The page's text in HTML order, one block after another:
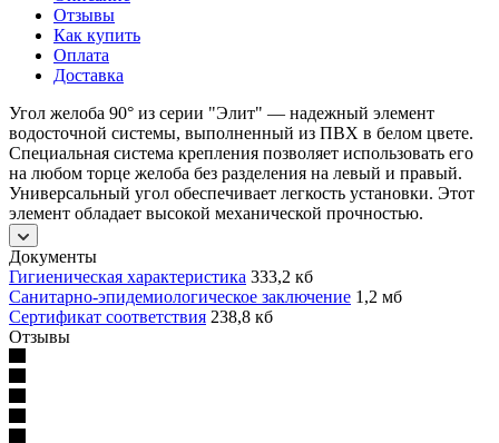
Отзывы
Как купить
Оплата
Доставка
Угол желоба 90° из серии "Элит" — надежный элемент
водосточной системы, выполненный из ПВХ в белом цвете.
Специальная система крепления позволяет использовать его
на любом торце желоба без разделения на левый и правый.
Универсальный угол обеспечивает легкость установки. Этот
элемент обладает высокой механической прочностью.
Документы
Гигиеническая характеристика 333,2 кб
Санитарно-эпидемиологическое заключение 1,2 мб
Сертификат соответствия 238,8 кб
Отзывы